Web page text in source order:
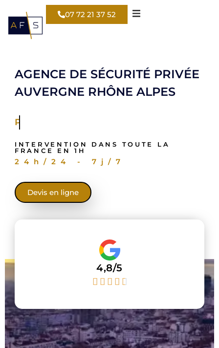
07 72 21 37 52
AGENCE DE SÉCURITÉ PRIVÉE
AUVERGNE RHÔNE ALPES
Pour votre entrepôt
INTERVENTION DANS TOUTE LA
FRANCE EN 1H
24h/24 - 7j/7
Devis en ligne
4,8/5
    